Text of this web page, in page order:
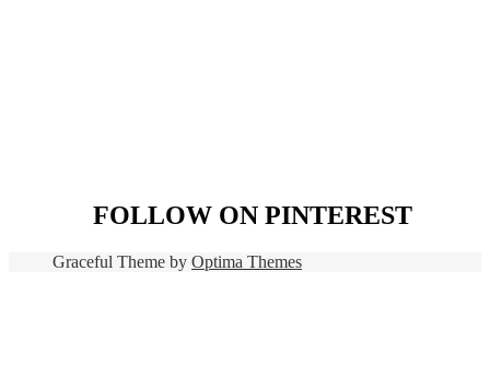
FOLLOW ON PINTEREST
Graceful Theme by Optima Themes